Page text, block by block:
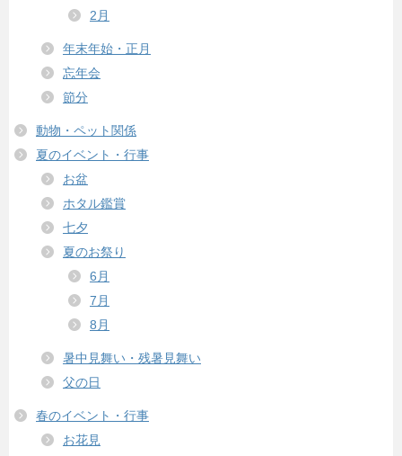
2月
年末年始・正月
忘年会
節分
動物・ペット関係
夏のイベント・行事
お盆
ホタル鑑賞
七夕
夏のお祭り
6月
7月
8月
暑中見舞い・残暑見舞い
父の日
春のイベント・行事
お花見